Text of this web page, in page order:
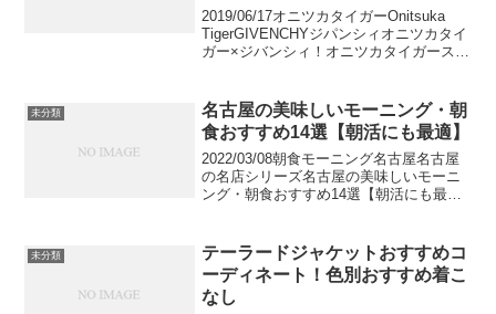
発売
2019/06/17オニツカタイガーOnitsuka
TigerGIVENCHYジパンシィオニツカタイ
ガー×ジバンシィ！オニツカタイガースト
ボの限定スニーカー...
未分類
名古屋の美味しいモーニング・朝
食おすすめ14選【朝活にも最適】
2022/03/08朝食モーニング名古屋名古屋
の名店シリーズ名古屋の美味しいモーニ
ング・朝食おすすめ14選【朝活にも最
グがついてきたり、小倉トーストがセッ
トになったりと...
未分類
テーラードジャケットおすすめコ
ーディネート！色別おすすめ着こ
なし